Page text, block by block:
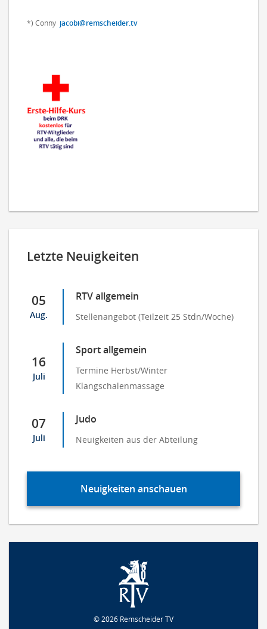
*) Conny jacobi@remscheider.tv
Letzte Neuigkeiten
05
Aug.
RTV allgemein
Stellenangebot (Teilzeit 25 Stdn/Woche)
16
Juli
Sport allgemein
Termine Herbst/Winter
Klangschalenmassage
07
Juli
Judo
Neuigkeiten aus der Abteilung
Neuigkeiten anschauen
© 2026 Remscheider TV